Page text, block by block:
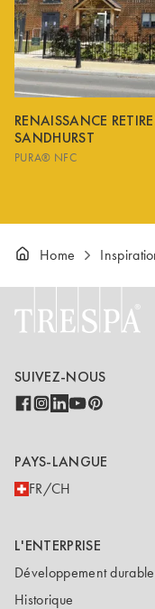
RENAISSANCE
SANDHURST
PURA® NFC
Home
SUIVEZ-NOUS
PAYS-LANGUE
FR/CH
L'ENTERPRISE
Développement durable
Historique